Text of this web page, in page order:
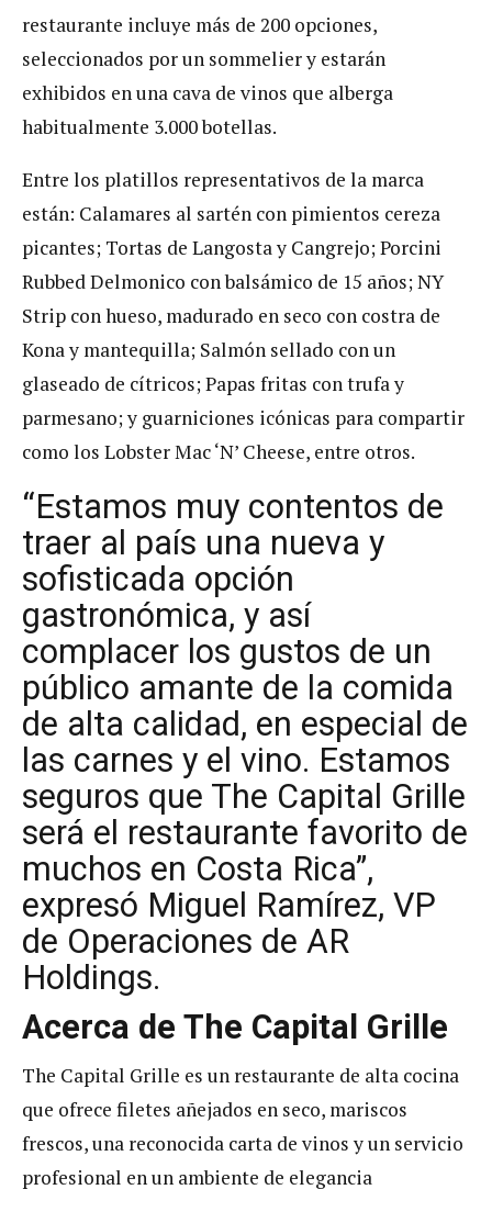
restaurante incluye más de 200 opciones,
seleccionados por un sommelier y estarán
exhibidos en una cava de vinos que alberga
habitualmente 3.000 botellas.
Entre los platillos representativos de la marca
están: Calamares al sartén con pimientos cereza
picantes; Tortas de Langosta y Cangrejo; Porcini
Rubbed Delmonico con balsámico de 15 años; NY
Strip con hueso, madurado en seco con costra de
Kona y mantequilla; Salmón sellado con un
glaseado de cítricos; Papas fritas con trufa y
parmesano; y guarniciones icónicas para compartir
como los Lobster Mac ‘N’ Cheese, entre otros.
“Estamos muy contentos de
traer al país una nueva y
sofisticada opción
gastronómica, y así
complacer los gustos de un
público amante de la comida
de alta calidad, en especial de
las carnes y el vino. Estamos
seguros que The Capital Grille
será el restaurante favorito de
muchos en Costa Rica”,
expresó Miguel Ramírez, VP
de Operaciones de AR
Holdings.
Acerca de The Capital Grille
The Capital Grille es un restaurante de alta cocina
que ofrece filetes añejados en seco, mariscos
frescos, una reconocida carta de vinos y un servicio
profesional en un ambiente de elegancia